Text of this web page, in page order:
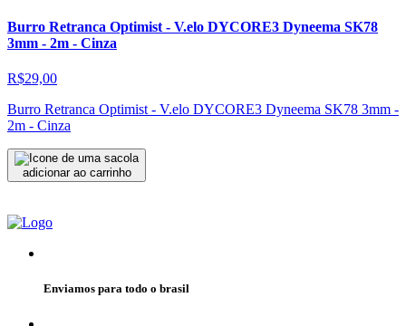
Burro Retranca Optimist - V.elo DYCORE3 Dyneema SK78
3mm - 2m - Cinza
R$29,00
Burro Retranca Optimist - V.elo DYCORE3 Dyneema SK78 3mm -
2m - Cinza
adicionar ao carrinho
Enviamos para todo o brasil